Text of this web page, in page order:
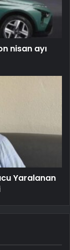
nisan ayı
Yaralanan